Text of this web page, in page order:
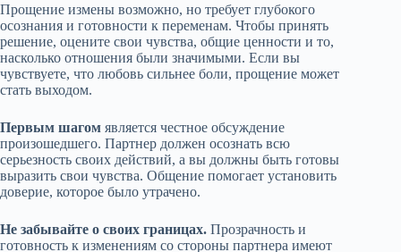
Прощение измены возможно, но требует глубокого
осознания и готовности к переменам. Чтобы принять
решение, оцените свои чувства, общие ценности и то,
насколько отношения были значимыми. Если вы
чувствуете, что любовь сильнее боли, прощение может
стать выходом.
Первым шагом является честное обсуждение
произошедшего. Партнер должен осознать всю
серьезность своих действий, а вы должны быть готовы
выразить свои чувства. Общение помогает установить
доверие, которое было утрачено.
Не забывайте о своих границах. Прозрачность и
готовность к изменениям со стороны партнера имеют